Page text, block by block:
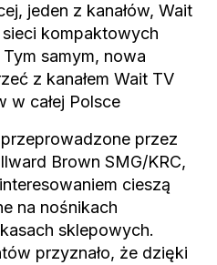
jeden z kanałów, Wait
kompaktowych
samym, nowa
z kanałem Wait TV
w całej Polsce
przez
Brown SMG/KRC,
cieszą
na nośnikach
sklepowych.
przyznało, że dzięki